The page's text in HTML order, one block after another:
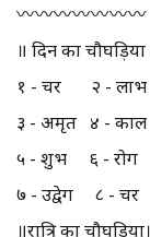
〰️〰️〰️〰️〰️〰️〰️
॥ दिन का चौघड़िया
१ - चर २ - लाभ
३ - अमृत ४ - काल
५ - शुभ ६ - रोग
७ - उद्वेग ८ - चर
॥रात्रि का